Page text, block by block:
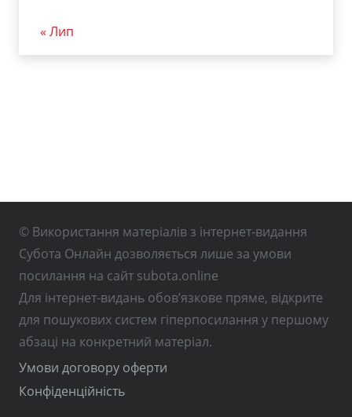
« Лип
© Використання матеріалів з інтернет-видання
Субота Онлайн дозволяється лише за умови
посилання на сайт subota.online
Для інтернет-видань обов’язкове пряме, відкрите
для пошукових систем гіперпосилання у першому
абзаці на конкретний матеріал.
Умови договору оферти
Конфіденційність